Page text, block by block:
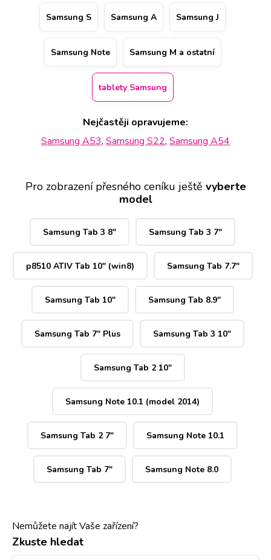
hodinu. Kvalitu opravy tablety Samsung dokládá i doživotní
Samsung S Samsung A Samsung J
Samsung Note Samsung M a ostatní
tablety Samsung
Nejčastěji opravujeme:
Samsung A53, Samsung S22, Samsung A54
Pro zobrazení přesného ceníku ještě vyberte
model
Samsung Tab 3 8" Samsung Tab 3 7"
p8510 ATIV Tab 10" (win8) Samsung Tab 7.7"
Samsung Tab 10" Samsung Tab 8.9"
Samsung Tab 7" Plus Samsung Tab 3 10"
Samsung Tab 2 10"
Samsung Note 10.1 (model 2014)
Samsung Tab 2 7" Samsung Note 10.1
Samsung Tab 7" Samsung Note 8.0
Nemůžete najít Vaše zařízení?
Zkuste hledat